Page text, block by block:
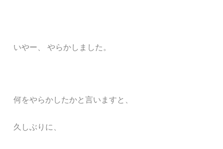
いやー、 やらかしました。
何をやらかしたかと言いますと、
久しぶりに、